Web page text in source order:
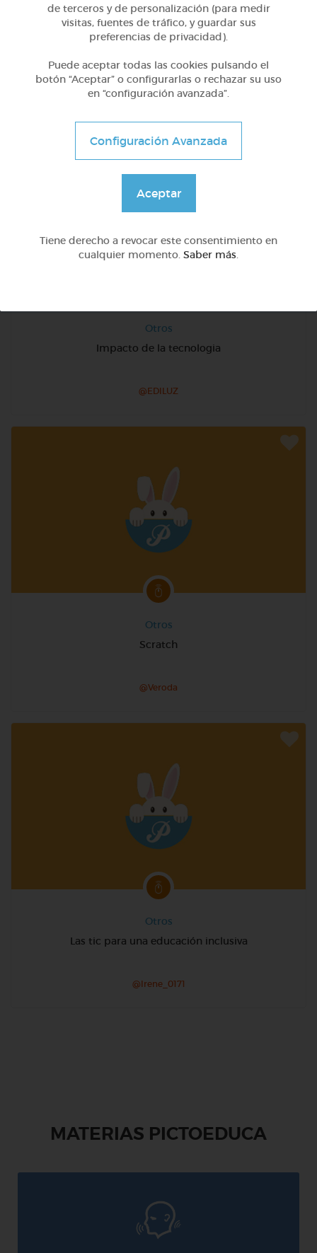
Otros
@EDILUZ
Otros
Impacto de la tecnologia
@EDILUZ
Otros
Scratch
@Veroda
Otros
Las tic para una educación inclusiva
@Irene_0171
MATERIAS PICTOEDUCA
de terceros y de personalización (para medir
visitas, fuentes de tráfico, y guardar sus
preferencias de privacidad).
Puede aceptar todas las cookies pulsando el
botón “Aceptar” o configurarlas o rechazar su uso
en “configuración avanzada”.
Configuración Avanzada
Aceptar
Tiene derecho a revocar este consentimiento en
cualquier momento. Saber más.